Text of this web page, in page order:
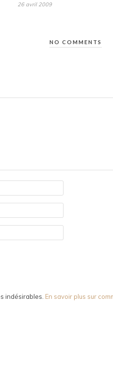
26 avril 2009
NO COMMENTS
indésirables. En savoir plus sur